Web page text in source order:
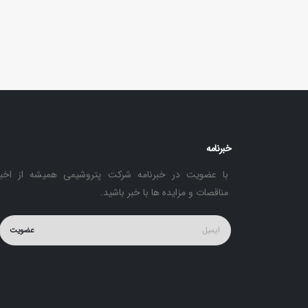
خبرنامه
با عضویت در خبرنامه شرکت پتروشیمی همیشه از
مناقصات و مزایده ها با خبر باشید.
عضویت